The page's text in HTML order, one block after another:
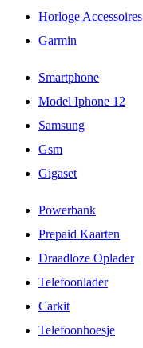
Horloge Accessoires
Garmin
Smartphone
Model Iphone 12
Samsung
Gsm
Gigaset
Powerbank
Prepaid Kaarten
Draadloze Oplader
Telefoonlader
Carkit
Telefoonhoesje